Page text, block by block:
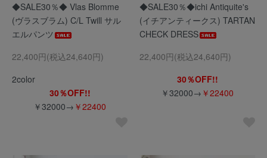
◆SALE30％◆ Vlas Blomme
(ヴラスブラム) C/L Twill サル
エルパンツ
22,400円(税込24,640円)
2color
30％OFF!!
￥32000→ ￥22400
◆SALE30％◆ichi Antiquite's
(イチアンティークス) TARTAN
CHECK DRESS
22,400円(税込24,640円)
30％OFF!!
￥32000→ ￥22400